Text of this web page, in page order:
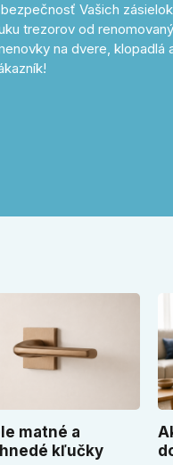
Vašich
trezorov od
na dvere, klopadlá
matné a
kľučky